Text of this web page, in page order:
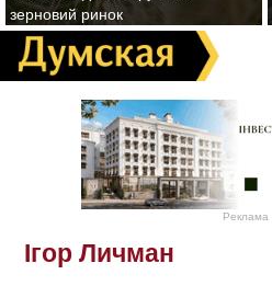
зерновий ринок
Реклама
Ігор Личман